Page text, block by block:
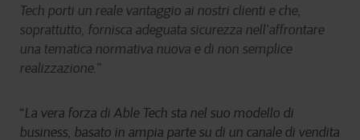
Tech porti un reale vantaggio ai nostri clienti e che,
soprattutto, fornisca adeguata sicurezza nell’affrontare
una tematica normativa nuova e di non semplice
realizzazione.”
“La vera forza di Able Tech sta nel suo modello di
business, basato in ampia parte su di un canale di vendita